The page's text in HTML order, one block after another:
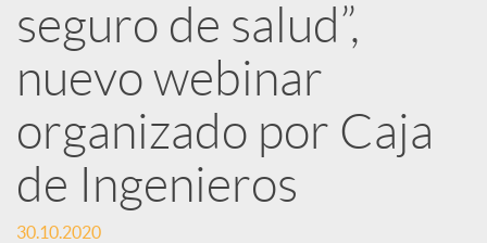
d
e
s
seguro de salud”,
nuevo webinar
organizado por Caja
de Ingenieros
30.10.2020